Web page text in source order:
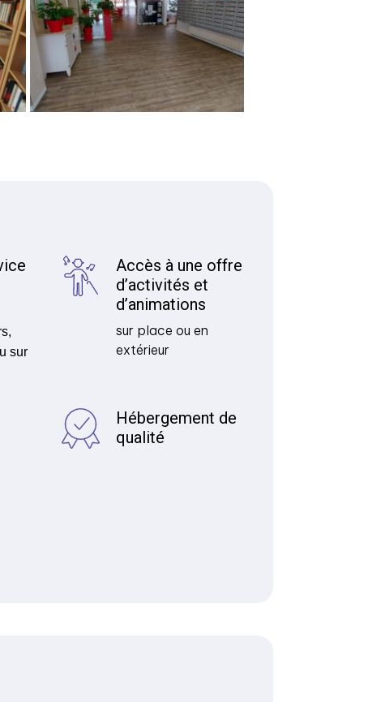
sur
Accès à une offre
d’activités et
d’animations
sur place ou en
extérieur
Hébergement de
qualité